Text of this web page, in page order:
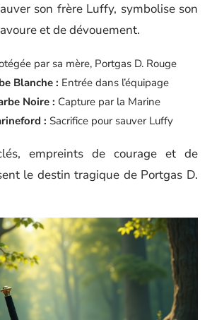
son frère Luffy, symbolise son
et de dévouement.
par sa mère, Portgas D. Rouge
Blanche : Entrée dans l’équipage
Noire : Capture par la Marine
: Sacrifice pour sauver Luffy
empreints de courage et de
le destin tragique de Portgas D.